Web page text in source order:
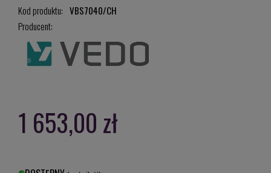
Kod produktu: VBS7040/CH
Producent:
1 653,00 zł